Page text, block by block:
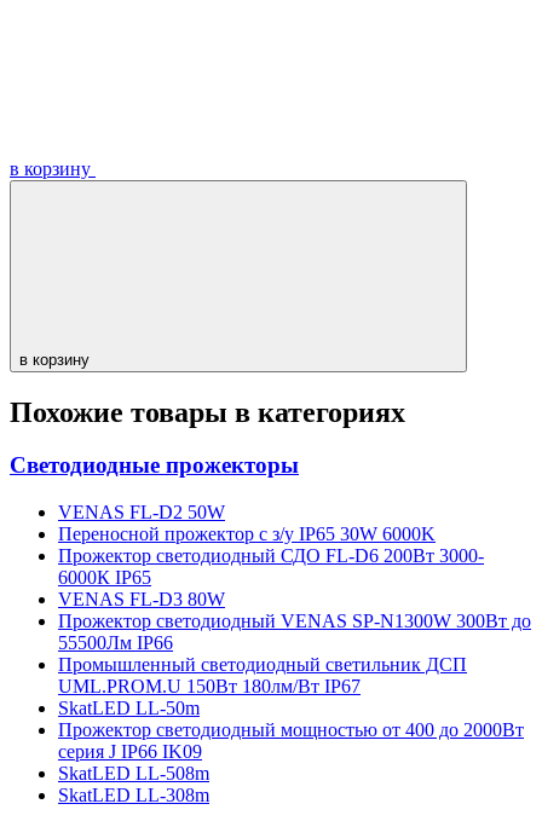
в корзину
в корзину
Похожие товары в категориях
Светодиодные прожекторы
VENAS FL-D2 50W
Переносной прожектор с з/у IP65 30W 6000K
Прожектор светодиодный СДО FL-D6 200Вт 3000-
6000К IP65
VENAS FL-D3 80W
Прожектор светодиодный VENAS SP-N1300W 300Вт до
55500Лм IP66
Промышленный светодиодный светильник ДСП
UML.PROM.U 150Вт 180лм/Вт IP67
SkatLED LL-50m
Прожектор светодиодный мощностью от 400 до 2000Вт
серия J IP66 IK09
SkatLED LL-508m
SkatLED LL-308m